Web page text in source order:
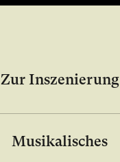
Zur Inszenierung
Musikalisches